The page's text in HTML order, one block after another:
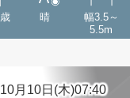
晴
幅3.5～
5.5m
月10日(木)07:40